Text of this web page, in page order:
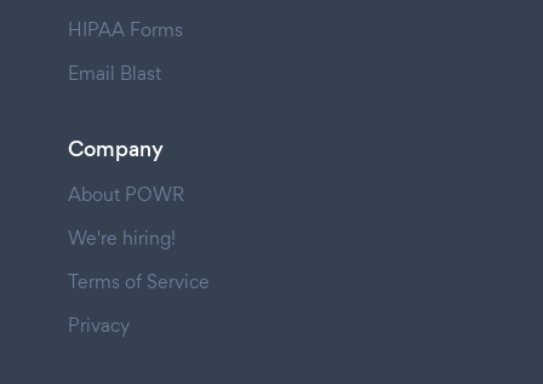
HIPAA Forms
Email Blast
Company
About POWR
We're hiring!
Terms of Service
Privacy